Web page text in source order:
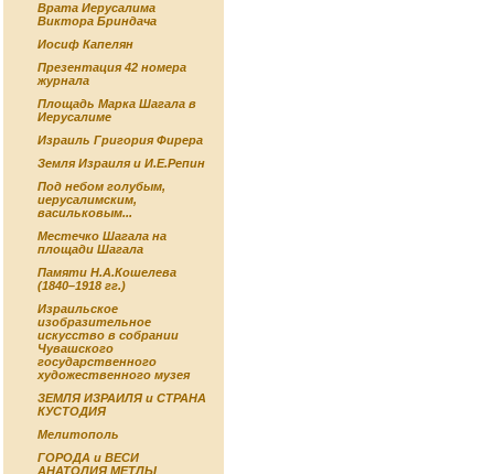
Врата Иерусалима
Виктора Бриндача
Иосиф Капелян
Презентация 42 номера
журнала
Площадь Марка Шагала в
Иерусалиме
Израиль Григория Фирера
Земля Израиля и И.Е.Репин
Под небом голубым,
иерусалимским,
васильковым...
Местечко Шагала на
площади Шагала
Памяти Н.А.Кошелева
(1840–1918 гг.)
Израильское
изобразительное
искусство в собрании
Чувашского
государственного
художественного музея
ЗЕМЛЯ ИЗРАИЛЯ и СТРАНА
КУСТОДИЯ
Мелитополь
ГОРОДА и ВЕСИ
АНАТОЛИЯ МЕТЛЫ